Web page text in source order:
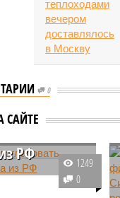
0
САЙТЕ
РФ
наращивает
1249
0